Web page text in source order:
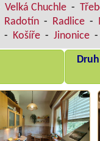
Velká Chuchle -
Radotín - Radlice -
- Košíře - Jinonice -